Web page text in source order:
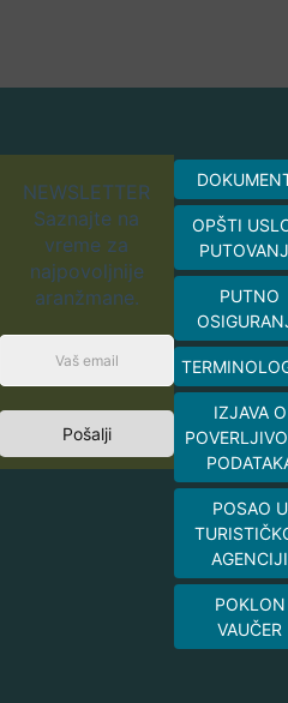
NEWSLETTER
Saznajte na
vreme za
najpovoljnije
aranžmane.
Pošalji
OPŠTI
PUTNO
IZJAVA O
POSAO U
AGENCIJI
POKLON
VAUČER